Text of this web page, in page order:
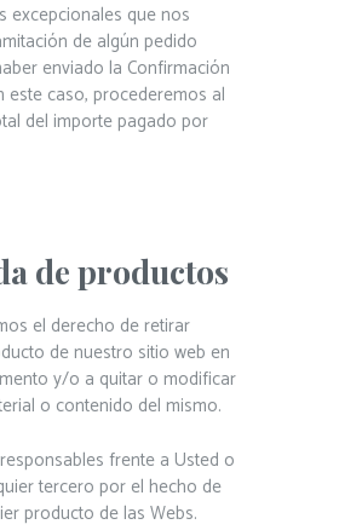
excepcionales que nos
de algún pedido
enviado la Confirmación
este caso, procederemos al
del importe pagado por
de productos
el derecho de retirar
de nuestro sitio web en
y/o a quitar o modificar
o contenido del mismo.
frente a Usted o
tercero por el hecho de
producto de las Webs.